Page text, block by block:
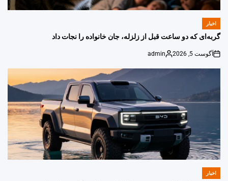
POSTED
IN
اخبار
گربه‌ای که دو ساعت قبل از زلزله، جان خانواده را نجات داد
on
آگوست 5, 2026
Posted
admin
POSTED
اخبار